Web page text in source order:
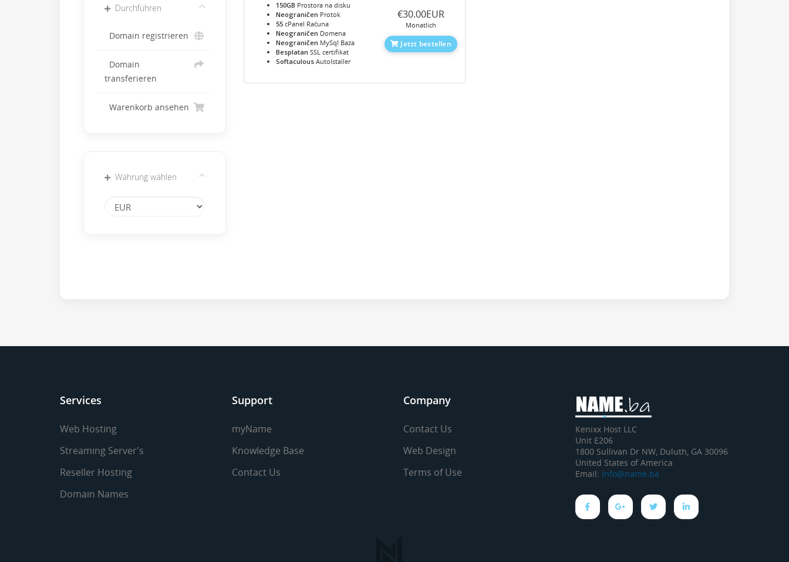
Durchführen
Domain registrieren
Domain
transferieren
Warenkorb ansehen
Währung wählen
150GB Prostora na disku
Neograničen Protok
55cPanel Računa
Neograničen Domena
Neograničen MySql Baza
Besplatan SSL certifikat
SoftaculousAutoIstaller
‎€30.00EUR
Monatlich
Jetzt bestellen
Services
Web Hosting
Streaming Server's
Reseller Hosting
Domain Names
Support
myName
Knowledge Base
Contact Us
Company
Contact Us
Web Design
Terms of Use
Kenixx Host LLC
Unit E206
1800 Sullivan Dr NW, Duluth, GA 30096
United States of America
Email: info@name.ba